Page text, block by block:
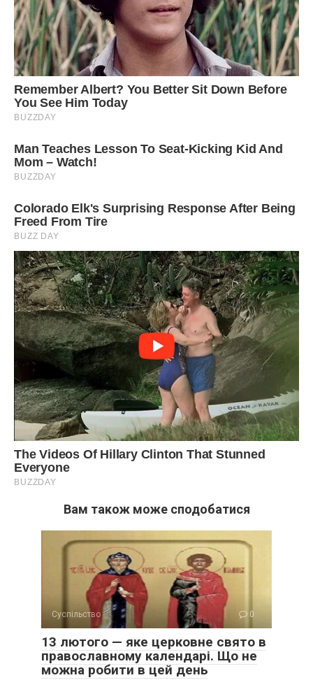
Вам також може сподобатися
Суспільство 0
13 лютого — яке церковне свято в
православному календарі. Що не
можна робити в цей день